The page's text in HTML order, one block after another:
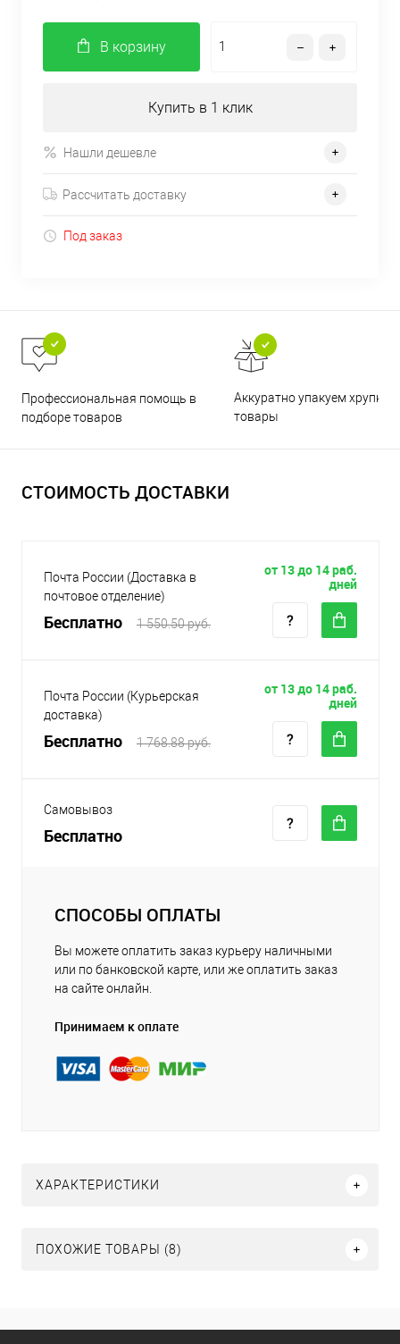
В корзину
Купить в 1 клик
Нашли дешевле
Рассчитать доставку
Под заказ
Профессиональная помощь в
подборе товаров
Аккуратно упакуем хрупкие
товары
СТОИМОСТЬ ДОСТАВКИ
Почта России (Доставка в
почтовое отделение)
Бесплатно 1 550.50 руб.
от 13 до 14 раб.
дней
Почта России (Курьерская
доставка)
Бесплатно 1 768.88 руб.
от 13 до 14 раб.
дней
Самовывоз
Бесплатно
СПОСОБЫ ОПЛАТЫ
Вы можете оплатить заказ курьеру наличными
или по банковской карте, или же оплатить заказ
на сайте онлайн.
Принимаем к оплате
ХАРАКТЕРИСТИКИ
ПОХОЖИЕ ТОВАРЫ (8)